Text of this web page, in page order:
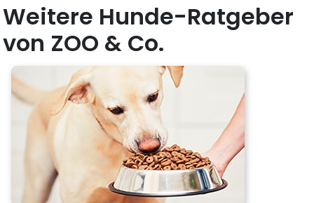
Weitere Hunde-Ratgeber
von ZOO & Co.